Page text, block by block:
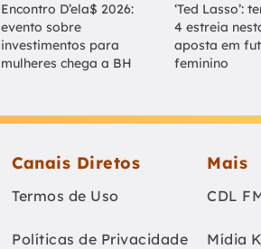
Encontro D’ela$ 2026:
evento sobre
investimentos para
mulheres chega a BH
‘Ted Lasso’:
4 estreia
aposta em
feminino
Canais Diretos
Termos de Uso
Políticas de Privacidade
Mais
CDL
Mídia